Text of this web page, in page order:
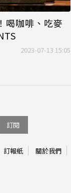
喝咖啡、吃麥
2023-07-13 15:05
訂閱
訂報紙 關於我們